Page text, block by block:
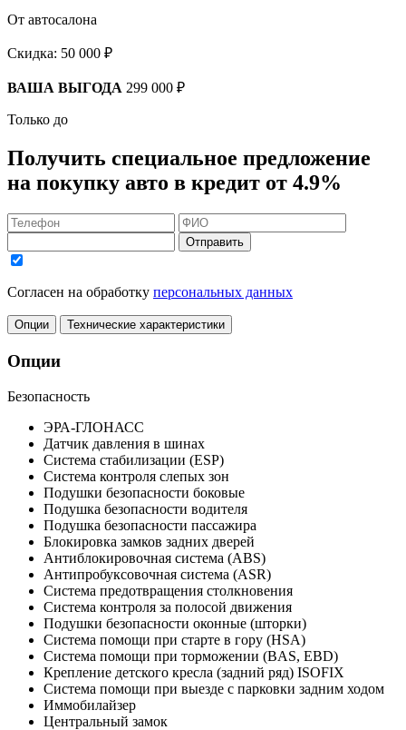
От автосалона
Скидка: 50 000 ₽
ВАША ВЫГОДА 299 000 ₽
Только до
Получить специальное предложение
на покупку авто в кредит от 4.9%
Отправить
Согласен на обработку персональных данных
Опции Технические характеристики
Опции
Безопасность
ЭРА-ГЛОНАСС
Датчик давления в шинах
Система стабилизации (ESP)
Система контроля слепых зон
Подушки безопасности боковые
Подушка безопасности водителя
Подушка безопасности пассажира
Блокировка замков задних дверей
Антиблокировочная система (ABS)
Антипробуксовочная система (ASR)
Система предотвращения столкновения
Система контроля за полосой движения
Подушки безопасности оконные (шторки)
Система помощи при старте в гору (HSA)
Система помощи при торможении (BAS, EBD)
Крепление детского кресла (задний ряд) ISOFIX
Система помощи при выезде с парковки задним ходом
Иммобилайзер
Центральный замок